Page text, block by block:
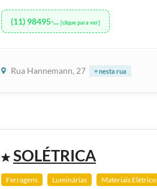
(11) 98495-... [clique para ver]
Rua Hannemann, 27 + nesta rua
SOLÉTRICA
Ferragens Luminárias Materiais